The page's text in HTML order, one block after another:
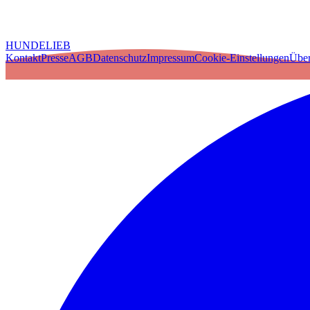
HUNDELIEB
KontaktPresseAGBDatenschutzImpressumCookie-Einstellungen